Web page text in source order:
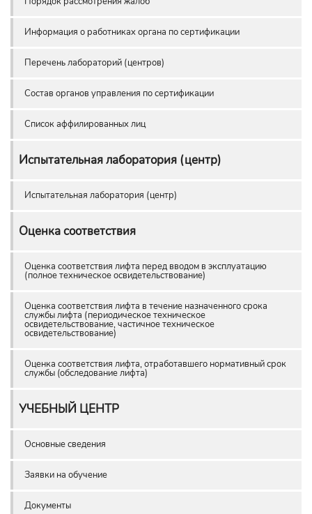
Информация о работниках органа по сертификации
Перечень лабораторий (центров)
Состав органов управления по сертификации
Список аффилированных лиц
Испытательная лаборатория (центр)
Испытательная лаборатория (центр)
Оценка соответствия
Оценка соответствия лифта перед вводом в эксплуатацию
(полное техническое освидетельствование)
Оценка соответствия лифта в течение назначенного срока
службы лифта (периодическое техническое
освидетельствование, частичное техническое
освидетельствование)
Оценка соответствия лифта, отработавшего нормативный срок
службы (обследование лифта)
УЧЕБНЫЙ ЦЕНТР
Основные сведения
Заявки на обучение
Документы